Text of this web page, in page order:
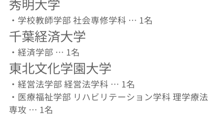
秀明大学
・学校教師学部 社会専修学科 … 1名
千葉経済大学
・経済学部 … 1名
東北文化学園大学
・経営法学部 経営法学科 … 1名
・医療福祉学部 リハビリテーション学科 理学療法
専攻 … 1名